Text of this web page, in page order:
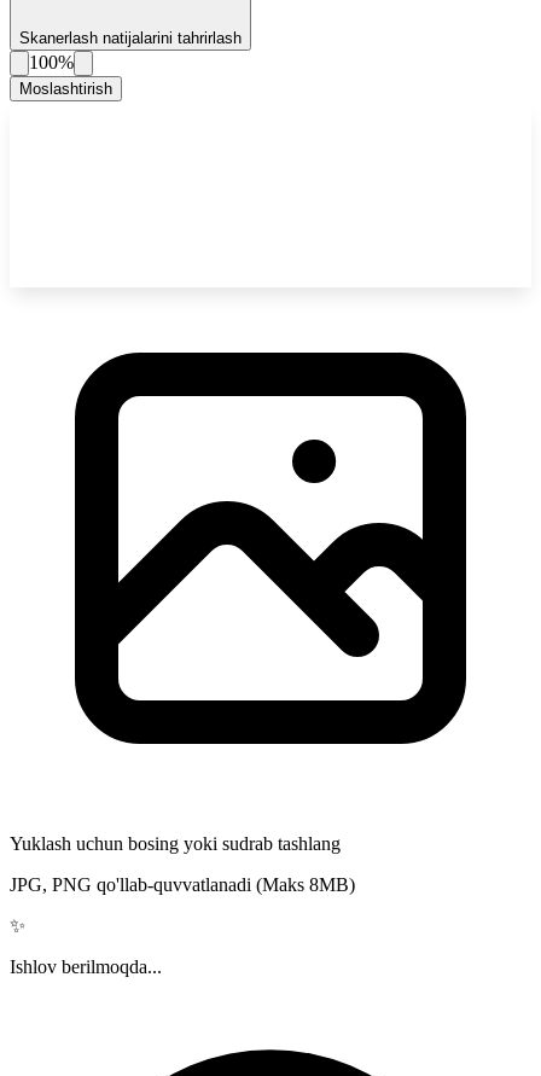
Skanerlash natijalarini tahrirlash
100%
Moslashtirish
Yuklash uchun bosing yoki sudrab tashlang
JPG, PNG qo'llab-quvvatlanadi (Maks 8MB)
✨
Ishlov berilmoqda...